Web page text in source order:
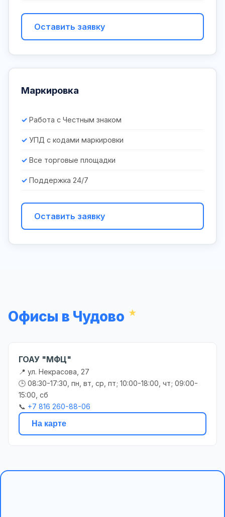
Оставить заявку
Маркировка
Работа с Честным знаком
УПД с кодами маркировки
Все торговые площадки
Поддержка 24/7
Оставить заявку
Офисы в Чудово
ГОАУ "МФЦ"
📍 ул. Некрасова, 27
🕒 08:30-17:30, пн, вт, ср, пт; 10:00-18:00, чт; 09:00-
15:00, сб
📞 +7 816 260-88-06
На карте